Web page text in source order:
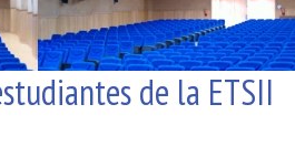
de la ETSII